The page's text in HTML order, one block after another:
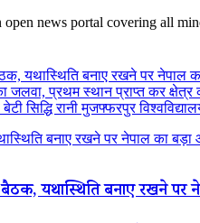
news portal covering all
यथास्थिति बनाए रखने पर नेपाल
जलवा, प्रथम स्थान प्राप्त कर क्षेत्र
सिद्धि रानी मुजफ्फरपुर
बनाए रखने पर नेपाल का बड़ा
यथास्थिति बनाए रखने पर